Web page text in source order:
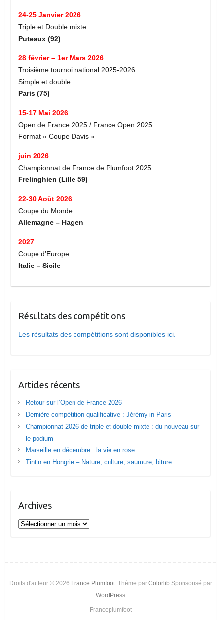
24-25 Janvier 2026
Triple et Double mixte
Puteaux (92)
28 février – 1er Mars 2026
Troisième tournoi national 2025-2026
Simple et double
Paris (75)
15-17 Mai 2026
Open de France 2025 / France Open 2025
Format « Coupe Davis »
juin 2026
Championnat de France de Plumfoot 2025
Frelinghien (Lille 59)
22-30 Août 2026
Coupe du Monde
Allemagne – Hagen
2027
Coupe d’Europe
Italie – Sicile
Résultats des compétitions
Les résultats des compétitions sont disponibles ici.
Articles récents
Retour sur l’Open de France 2026
Dernière compétition qualificative : Jérémy in Paris
Championnat 2026 de triple et double mixte : du nouveau sur
le podium
Marseille en décembre : la vie en rose
Tintin en Hongrie – Nature, culture, saumure, biture
Archives
Archives
Droits d'auteur © 2026 France Plumfoot. Thème par Colorlib Sponsorisé par
WordPress
Franceplumfoot